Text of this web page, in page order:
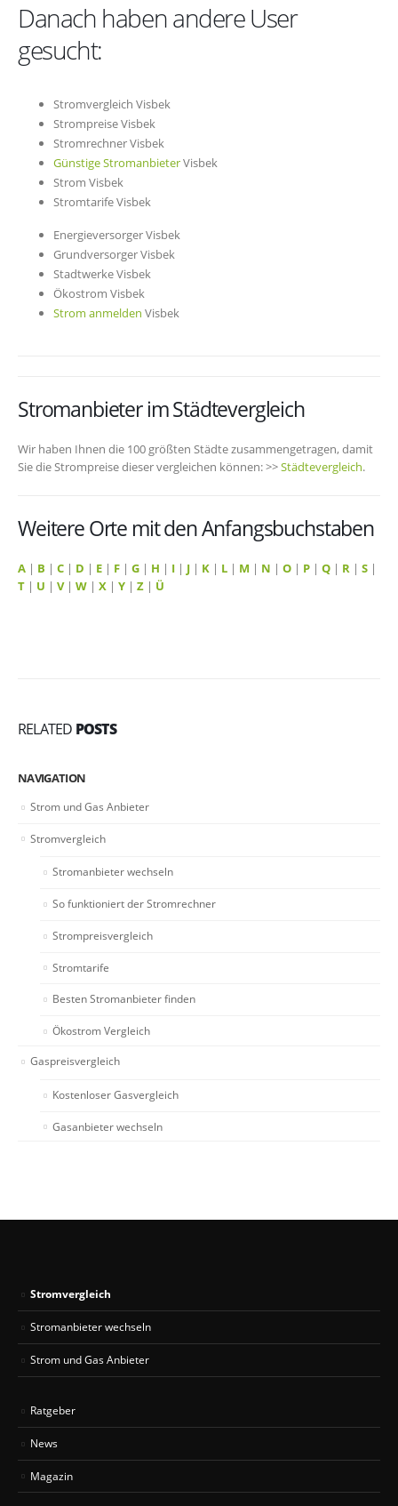
Danach haben andere User
gesucht:
Stromvergleich Visbek
Strompreise Visbek
Stromrechner Visbek
Günstige StromanbieterVisbek
Strom Visbek
Stromtarife Visbek
Energieversorger Visbek
Grundversorger Visbek
Stadtwerke Visbek
Ökostrom Visbek
Strom anmelden Visbek
Stromanbieter im Städtevergleich
Wir haben Ihnen die 100 größten Städte zusammengetragen, damit
Sie die Strompreise dieser vergleichen können: >>Städtevergleich.
Weitere Orte mit den Anfangsbuchstaben
A | B | C | D | E | F | G | H | I | J | K | L | M | N | O | P | Q | R | S |
T | U | V| W | X | Y | Z | Ü
RELATED POSTS
NAVIGATION
Strom und Gas Anbieter
Stromvergleich
Stromanbieter wechseln
So funktioniert der Stromrechner
Strompreisvergleich
Stromtarife
Besten Stromanbieter finden
Ökostrom Vergleich
Gaspreisvergleich
Kostenloser Gasvergleich
Gasanbieter wechseln
Stromvergleich
Stromanbieter wechseln
Strom und Gas Anbieter
Ratgeber
News
Magazin